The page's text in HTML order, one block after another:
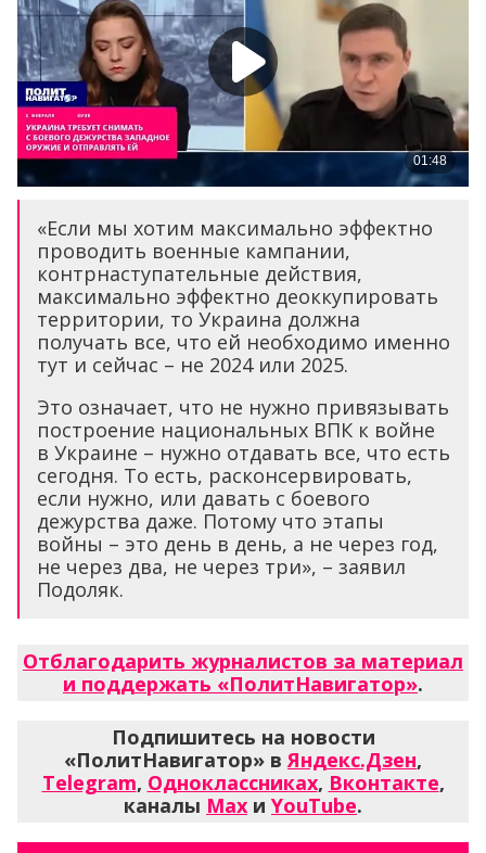
«Если мы хотим максимально эффектно
проводить военные кампании,
контрнаступательные действия,
максимально эффектно деоккупировать
территории, то Украина должна
получать все, что ей необходимо именно
тут и сейчас – не 2024 или 2025.
Это означает, что не нужно привязывать
построение национальных ВПК к войне
в Украине – нужно отдавать все, что есть
сегодня. То есть, расконсервировать,
если нужно, или давать с боевого
дежурства даже. Потому что этапы
войны – это день в день, а не через год,
не через два, не через три», – заявил
Подоляк.
Отблагодарить журналистов за материал
и поддержать «ПолитНавигатор».
Подпишитесь на новости
«ПолитНавигатор» вЯндекс.Дзен,
Telegram, Одноклассниках, Вконтакте,
каналы Max и YouTube.